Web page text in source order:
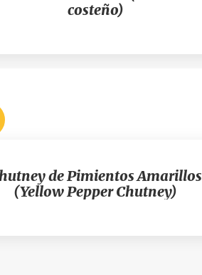
costeño)
de Pimientos Amarillos
(Yellow Pepper Chutney)